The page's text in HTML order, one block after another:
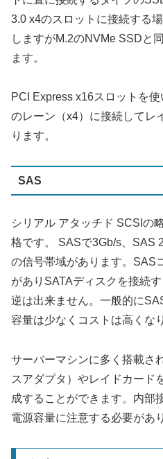
3.0 x4のスロットに接続する
しますがM.2のNVMe SSDと
ます。
PCI Express x16スロットを
のレーン（x4）に接続してレ
ります。
SAS
シリアル アタッチド SCSIの
格です。 SASで3Gb/s、SAS
の信号帯域があります。SAS
がありSATAディスクを接続
逆は出来ません。一般的に
容量は少なくコストは高くな
サーバーマシンに多く搭載さ
スアダプタ）やレイドカード
成することができます。内部
電源容量に注意する必要があ